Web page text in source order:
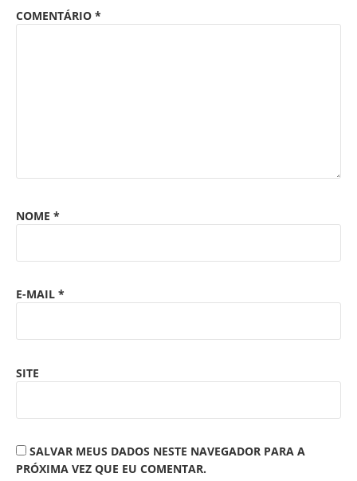
COMENTÁRIO *
NOME *
E-MAIL *
SITE
SALVAR MEUS DADOS NESTE NAVEGADOR PARA A
PRÓXIMA VEZ QUE EU COMENTAR.